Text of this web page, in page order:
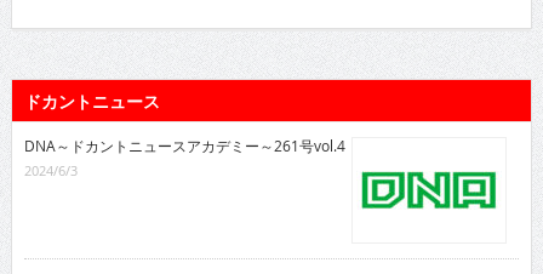
ドカントニュース
DNA～ドカントニュースアカデミー～261号vol.4
2024/6/3